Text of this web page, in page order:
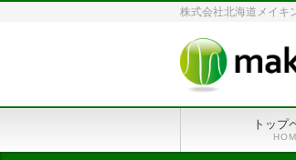
株式会社北海道メイ
トップ